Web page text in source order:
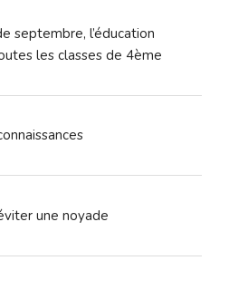
septembre, l’éducation
les classes de 4ème
une noyade